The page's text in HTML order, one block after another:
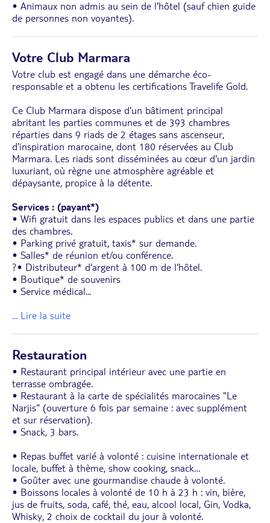
• Animaux non admis au sein de l'hôtel (sauf chien guide
de personnes non voyantes).
Votre Club Marmara
Votre club est engagé dans une démarche éco-
responsable et a obtenu les certifications Travelife Gold.
Ce Club Marmara dispose d'un bâtiment principal
abritant les parties communes et de 393 chambres
réparties dans 9 riads de 2 étages sans ascenseur,
d'inspiration marocaine, dont 180 réservées au Club
Marmara. Les riads sont disséminées au cœur d'un jardin
luxuriant, où règne une atmosphère agréable et
dépaysante, propice à la détente.
Services : (payant*)
• Wifi gratuit dans les espaces publics et dans une partie
des chambres.
• Parking privé gratuit, taxis* sur demande.
• Salles* de réunion et/ou conférence.
?• Distributeur* d'argent à 100 m de l'hôtel.
• Boutique* de souvenirs
• Service médical...
... Lire la suite
Restauration
• Restaurant principal intérieur avec une partie en
terrasse ombragée.
• Restaurant à la carte de spécialités marocaines "Le
Narjis" (ouverture 6 fois par semaine : avec supplément
et sur réservation).
• Snack, 3 bars.
• Repas buffet varié à volonté : cuisine internationale et
locale, buffet à thème, show cooking, snack…
• Goûter avec une gourmandise chaude à volonté.
• Boissons locales à volonté de 10 h à 23 h : vin, bière,
jus de fruits, soda, café, thé, eau, alcool local, Gin, Vodka,
Whisky, 2 choix de cocktail du jour à volonté.